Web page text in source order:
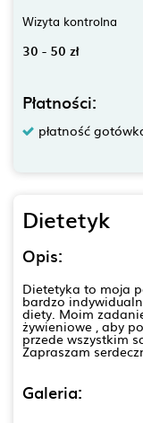
Wizyta kontrolna
30 - 50 zł
Płatności:
płatność
Dietetyk
Opis:
Dietetyka to moja
bardzo
diety. Moim
żywieniowe , aby
przede wszystkim
Zapraszam
Galeria: